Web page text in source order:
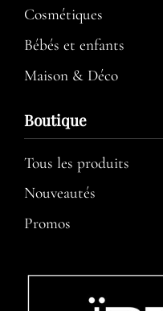
Cosmétiques
Bébés et enfants
Maison & Déco
Boutique
Tous les produits
Nouveautés
Promos